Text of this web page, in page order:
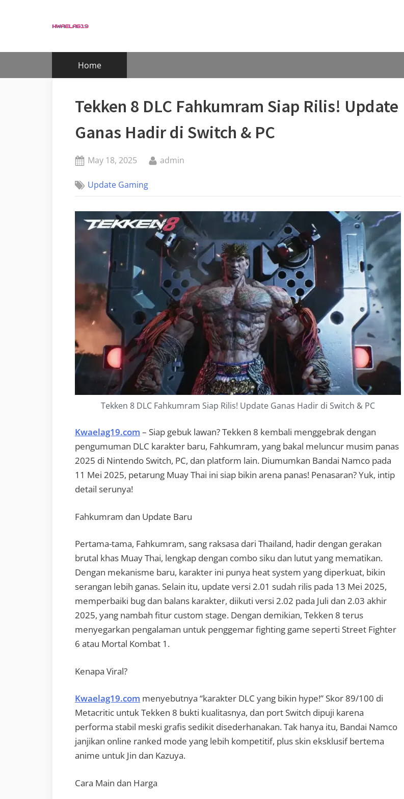
Home
Tekken 8 DLC Fahkumram Siap Rilis! Update
Ganas Hadir di Switch & PC
Posted
May 18, 2025 By
admin
Update Gaming
Tekken 8 DLC Fahkumram Siap Rilis! Update Ganas Hadir di Switch & PC
Kwaelag19.com – Siap gebuk lawan? Tekken 8 kembali menggebrak dengan
pengumuman DLC karakter baru, Fahkumram, yang bakal meluncur musim panas
2025 di Nintendo Switch, PC, dan platform lain. Diumumkan Bandai Namco pada
11 Mei 2025, petarung Muay Thai ini siap bikin arena panas! Penasaran? Yuk, intip
detail serunya!
Fahkumram dan Update Baru
Pertama-tama, Fahkumram, sang raksasa dari Thailand, hadir dengan gerakan
brutal khas Muay Thai, lengkap dengan combo siku dan lutut yang mematikan.
Dengan mekanisme baru, karakter ini punya heat system yang diperkuat, bikin
serangan lebih ganas. Selain itu, update versi 2.01 sudah rilis pada 13 Mei 2025,
memperbaiki bug dan balans karakter, diikuti versi 2.02 pada Juli dan 2.03 akhir
2025, yang nambah fitur custom stage. Dengan demikian, Tekken 8 terus
menyegarkan pengalaman untuk penggemar fighting game seperti Street Fighter
6 atau Mortal Kombat 1.
Kenapa Viral?
Kwaelag19.com menyebutnya “karakter DLC yang bikin hype!” Skor 89/100 di
Metacritic untuk Tekken 8 bukti kualitasnya, dan port Switch dipuji karena
performa stabil meski grafis sedikit disederhanakan. Tak hanya itu, Bandai Namco
janjikan online ranked mode yang lebih kompetitif, plus skin eksklusif bertema
anime untuk Jin dan Kazuya.
Cara Main dan Harga